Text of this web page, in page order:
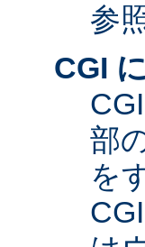
参
CGI
部
を